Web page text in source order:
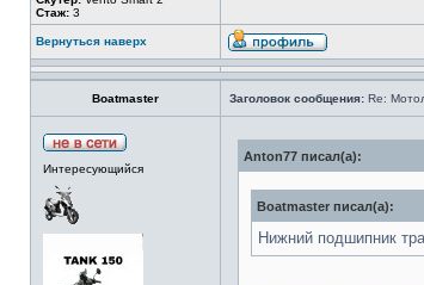
Стаж: 3
Вернуться наверх
Boatmaster Заголовок сообщения: Re:
Интересующийся
Anton77 писал(а):
Boatmaster писал(а):
Нижний подшипник